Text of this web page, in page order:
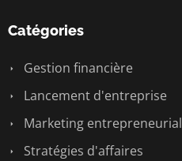
Catégories
Gestion financière
Lancement d'entreprise
Marketing entrepreneurial
Stratégies d'affaires